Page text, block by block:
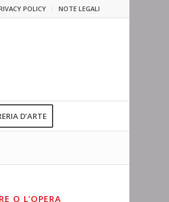
POLICY NOTE LEGALI
D’ARTE
O L’OPERA